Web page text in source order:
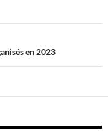
en 2023